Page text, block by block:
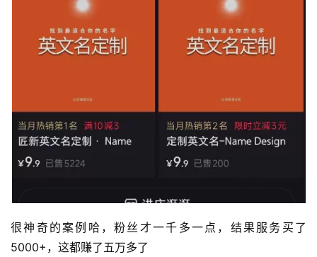
很神奇的案例哈，粉丝才一千多一点，结果服务买了
5000+，这都赚了五万多了